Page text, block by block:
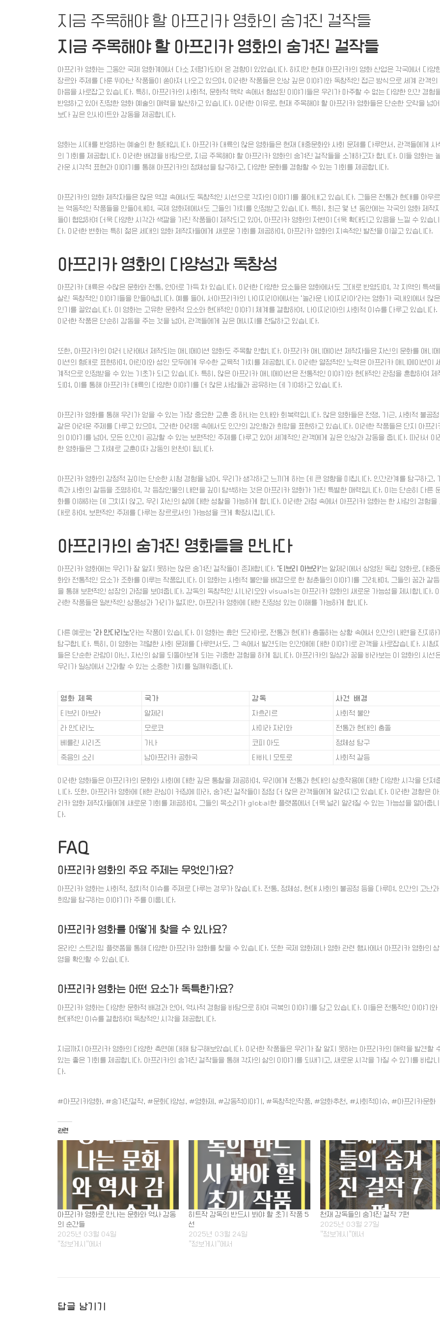
지금 주목해야 할 아프리카 영화의 숨겨진 걸작들
지금 주목해야 할 아프리카 영화의 숨겨진 걸작들
아프리카 영화는 그동안 국제 영화계에서 다소 저평가되어 온 경향이 있었습니다. 하지만 현재 아프리카의 영화 산업은 각국에서 다양
장르와 주제를 다룬 뛰어난 작품들이 쏟아져 나오고 있으며, 이러한 작품들은 인상 깊은 이야기와 독창적인 접근 방식으로 세계 관객의
마음을 사로잡고 있습니다. 특히, 아프리카의 사회적, 문화적 맥락 속에서 형성된 이야기들은 우리가 마주할 수 없는 다양한 인간 경험
반영하고 있어 진정한 영화 예술의 매력을 발산하고 있습니다. 이러한 이유로, 현재 주목해야 할 아프리카 영화들은 단순한 오락을 넘
보다 깊은 인사이트와 감동을 제공합니다.
영화는 시대를 반영하는 예술의 한 형태입니다. 아프리카 대륙의 많은 영화들은 현재 대중문화와 사회 문제를 다루면서, 관객들에게 사
의 기회를 제공합니다. 이러한 배경을 바탕으로, 지금 주목해야 할 아프리카 영화의 숨겨진 걸작들을 소개하고자 합니다. 이들 영화는
라운 시각적 표현과 이야기를 통해 아프리카의 정체성을 탐구하고, 다양한 문화를 경험할 수 있는 기회를 제공합니다.
아프리카의 영화 제작자들은 많은 역경 속에서도 독창적인 시선으로 각자의 이야기를 풀어내고 있습니다. 그들은 전통과 현대를 아우르
는 역동적인 작품들을 만들어내며, 국제 영화제에서도 그들의 가치를 인정받고 있습니다. 특히, 최근 몇 년 동안에는 각국의 영화 제작
들이 협업하여 더욱 다양한 시각과 색깔을 가진 작품들이 제작되고 있어, 아프리카 영화의 저변이 더욱 확대되고 있음을 느낄 수 있습니
다. 이러한 변화는 특히 젊은 세대의 영화 제작자들에게 새로운 기회를 제공하며, 아프리카 영화의 지속적인 발전을 이끌고 있습니다.
아프리카 영화의 다양성과 독창성
아프리카 대륙은 수많은 문화와 전통, 언어로 가득 차 있습니다. 이러한 다양한 요소들은 영화에서도 그대로 반영되며, 각 지역의 특색
살린 독창적인 이야기들을 만들어냅니다. 예를 들어, 서아프리카의 나이지리아에서는 ‘놀라운 나이지리아’라는 영화가 국내외에서 많은
인기를 끌었습니다. 이 영화는 고유한 문화적 요소와 현대적인 이야기 체계를 결합하여, 나이지리아의 사회적 이슈를 다루고 있습니다.
이러한 작품은 단순히 감동을 주는 것을 넘어, 관객들에게 깊은 메시지를 전달하고 있습니다.
또한, 아프리카의 여러 나라에서 제작되는 애니메이션 영화도 주목할 만합니다. 아프리카 애니메이션 제작자들은 자신의 문화를 애니메
이션의 형태로 표현하며, 어린이와 성인 모두에게 우수한 교육적 가치를 제공합니다. 이러한 열정적인 노력은 아프리카 애니메이션이
계적으로 인정받을 수 있는 기초가 되고 있습니다. 특히, 많은 아프리카 애니메이션은 전통적인 이야기와 현대적인 관점을 혼합하여 제
되며, 이를 통해 아프리카 대륙의 다양한 이야기를 더 많은 사람들과 공유하는 데 기여하고 있습니다.
아프리카 영화를 통해 우리가 얻을 수 있는 가장 중요한 교훈 중 하나는 인내와 회복력입니다. 많은 영화들은 전쟁, 기근, 사회적 불공정
같은 어려운 주제를 다루고 있으며, 그러한 어려움 속에서도 인간의 강인함과 희망을 표현하고 있습니다. 이러한 작품들은 단지 아프리
의 이야기를 넘어, 모든 인간이 공감할 수 있는 보편적인 주제를 다루고 있어 세계적인 관객에게 깊은 인상과 감동을 줍니다. 따라서 이
한 영화들은 그 자체로 교훈이자 감동의 원천이 됩니다.
아프리카 영화의 감정적 깊이는 단순한 시청 경험을 넘어, 우리가 생각하고 느끼게 하는 데 큰 영향을 미칩니다. 인간관계를 탐구하고,
족과 사회의 갈등을 조명하며, 각 등장인물의 내면을 깊이 탐색하는 것은 아프리카 영화가 가진 특별한 매력입니다. 이는 단순히 다른
화를 이해하는 데 그치지 않고, 우리 자신의 삶에 대한 성찰을 가능하게 합니다. 이러한 과정 속에서 아프리카 영화는 한 사람의 경험을
대로 하여, 보편적인 주제를 다루는 장르로서의 가능성을 크게 확장시킵니다.
아프리카의 숨겨진 영화들을 만나다
아프리카 영화에는 우리가 잘 알지 못하는 많은 숨겨진 걸작들이 존재합니다. ‘티브리 아브라’는 알제리에서 상영된 독립 영화로, 대중
화와 전통적인 요소가 조화를 이루는 작품입니다. 이 영화는 사회적 불안을 배경으로 한 청춘들의 이야기를 그려내며, 그들의 꿈과 갈등
을 통해 보편적인 성장의 과정을 보여줍니다. 감독의 독창적인 시나리오와 visuals는 아프리카 영화의 새로운 가능성을 제시합니다.
러한 작품들은 일반적인 상품성과 거리가 멀지만, 아프리카 영화에 대한 진정성 있는 이해를 가능하게 합니다.
다른 예로는 ‘라 만다리노’라는 작품이 있습니다. 이 영화는 휴먼 드라마로, 전통과 현대가 충돌하는 상황 속에서 인간의 내면을 진지하
탐구합니다. 특히, 이 영화는 격렬한 사회 문제를 다루면서도, 그 속에서 발견되는 인간애에 대한 이야기로 관객을 사로잡습니다. 시청
들은 단순한 관람이 아닌, 자신의 삶을 되돌아보게 되는 귀중한 경험을 하게 됩니다. 아프리카의 일상과 꿈을 바라보는 이 영화의 시선
우리가 일상에서 간과할 수 있는 소중한 가치를 일깨워줍니다.
영화 제목 국가 감독
사건 배경
티브리 아브라
알제리 자흐리르
사회적 불안
라 만다리노
모로코 사미라 자리와
전통과 현대의 충돌
베를린 시리즈
가나 코피 아도
정체성 탐구
죽음의 소리
남아프리카 공화국 타바니 모토로 사회적 갈등
이러한 영화들은 아프리카의 문화와 사회에 대한 깊은 통찰을 제공하며, 우리에게 전통과 현대의 상호작용에 대한 다양한 시각을 던져
니다. 또한, 아프리카 영화에 대한 관심이 커짐에 따라, 숨겨진 걸작들이 점점 더 많은 관객들에게 알려지고 있습니다. 이러한 경향은
리카 영화 제작자들에게 새로운 기회를 제공하며, 그들의 목소리가 global한 플랫폼에서 더욱 널리 알려질 수 있는 가능성을 열어줍니
다.
FAQ
아프리카 영화의 주요 주제는 무엇인가요?
아프리카 영화는 사회적, 정치적 이슈를 주제로 다루는 경우가 많습니다. 전통, 정체성, 현대 사회의 불공정 등을 다루며, 인간의 고난과
희망을 탐구하는 이야기가 주를 이룹니다.
아프리카 영화를 어떻게 찾을 수 있나요?
온라인 스트리밍 플랫폼을 통해 다양한 아프리카 영화를 찾을 수 있습니다. 또한 국제 영화제나 영화 관련 행사에서 아프리카 영화의 상
영을 확인할 수 있습니다.
아프리카 영화는 어떤 요소가 독특한가요?
아프리카 영화는 다양한 문화적 배경과 언어, 역사적 경험을 바탕으로 하여 극복의 이야기를 담고 있습니다. 이들은 전통적인 이야기와
현대적인 이슈를 결합하여 독창적인 시각을 제공합니다.
지금까지 아프리카 영화의 다양한 측면에 대해 탐구해보았습니다. 이러한 작품들은 우리가 잘 알지 못하는 아프리카의 매력을 발견할
있는 좋은 기회를 제공합니다. 아프리카의 숨겨진 걸작들을 통해 각자의 삶의 이야기를 되새기고, 새로운 시각을 가질 수 있기를 바랍니
다.
#아프리카영화, #숨겨진걸작, #문화다양성, #영화제, #감동적이야기, #독창적인작품, #영화추천, #사회적이슈, #아프리카문화
관련
아프리카 영화로 만나는 문화와 역사 감동
의 순간들
2025년 03월 04일
"정보게시"에서
히트작 감독의 반드시 봐야 할 초기 작품 5
선
2025년 03월 24일
"정보게시"에서
천재 감독들의 숨겨진 걸작 7편
2025년 03월 27일
"정보게시"에서
답글 남기기